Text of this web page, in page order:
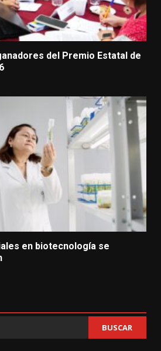
del Premio Estatal de
en biotecnología se
BUSCAR